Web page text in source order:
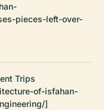
pieces-left-over-
Trips
of-isfahan-
]